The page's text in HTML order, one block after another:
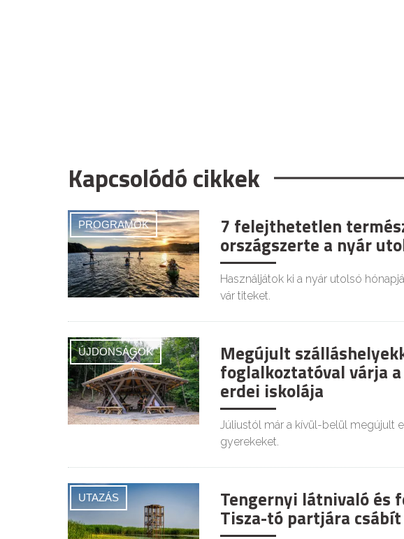
Kapcsolódó cikkek
PROGRAMOK 7 felejthetetlen
országszerte a nyár
Használjátok ki a nyár utolsó
vár titeket.
ÚJDONSÁGOK Megújult
foglalkoztatóval várja
erdei iskolája
Júliustól már a kívül-belül megújult
gyerekeket.
UTAZÁS Tengernyi látnivaló és
Tisza-tó partjára